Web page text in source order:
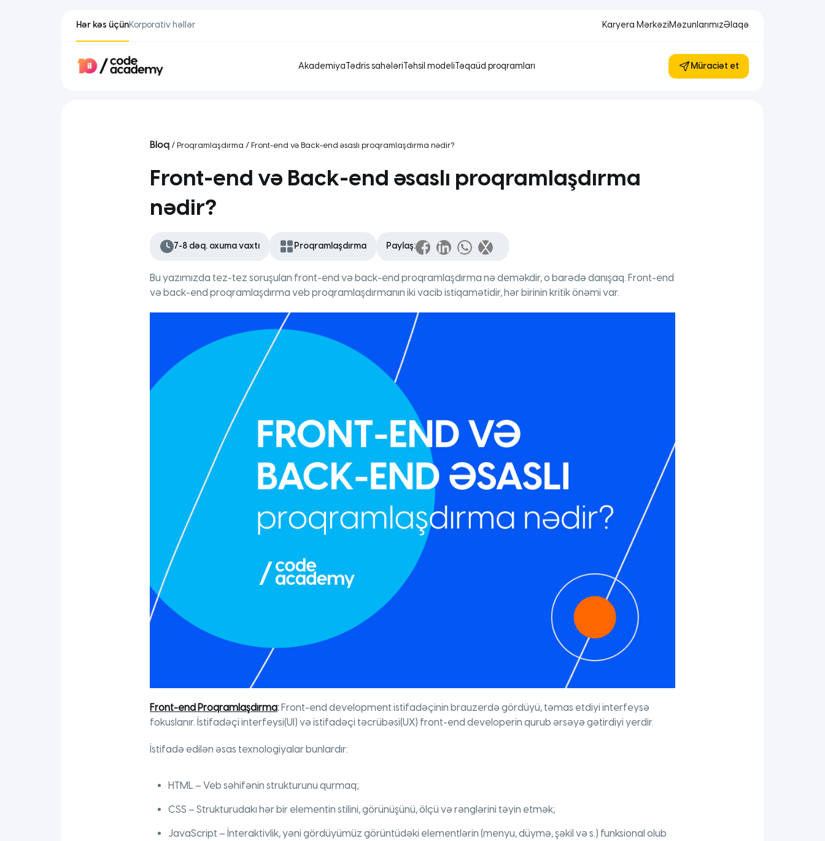
Hər kəs üçünKorporativ həllər Karyera MərkəziMəzunlarımızƏlaqə
AkademiyaTədris sahələriTəhsil modeliTəqaüd proqramları Müraciət et
Bloq / Proqramlaşdırma / Front-end və Back-end əsaslı proqramlaşdırma nədir?
Front-end və Back-end əsaslı proqramlaşdırma
nədir?
7-8 dəq. oxuma vaxtı Proqramlaşdırma Paylaş:
Bu yazımızda tez-tez soruşulan front-end və back-end proqramlaşdırma nə deməkdir, o barədə danışaq. Front-end
və back-end proqramlaşdırma veb proqramlaşdırmanın iki vacib istiqamətidir, hər birinin kritik önəmi var.
Front-end Proqramlaşdırma:Front-end development istifadəçinin brauzerdə gördüyü, təmas etdiyi interfeysə
fokuslanır. İstifadəçi interfeysi(UI) və istifadəçi təcrübəsi(UX) front-end developerin qurub ərsəyə gətirdiyi yerdir.
İstifadə edilən əsas texnologiyalar bunlardır:
HTML – Veb səhifənin strukturunu qurmaq;
CSS – Strukturudakı hər bir elementin stilini, görünüşünü, ölçü və rənglərini təyin etmək;
JavaScript – İnteraktivlik, yəni gördüyümüz görüntüdəki elementlərin (menyu, düymə, şəkil və s.) funksional olub